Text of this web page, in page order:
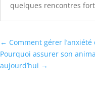
quelques rencontres
← Comment gérer
Pourquoi assurer son
aujourd’hui →